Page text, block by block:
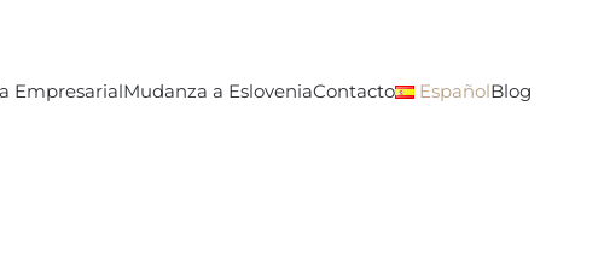
EmpresarialMudanza a EsloveniaContacto EspañolBlog